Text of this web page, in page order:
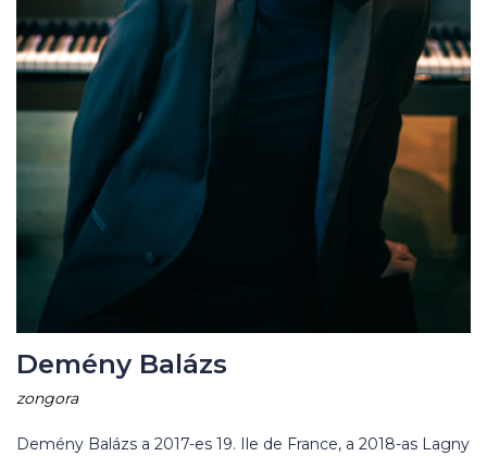
Demény Balázs
zongora
Demény Balázs a 2017-es 19. Ile de France, a 2018-as Lagny